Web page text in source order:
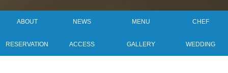
ABOUT NEWS MENU CHEF
RESERVATION ACCESS GALLERY WEDDING